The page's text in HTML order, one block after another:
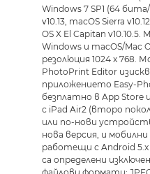
Windows 7 SP1 (64
v10.13, macOS Sierra
OS X El Capitan
Windows и macOS/Mac
резолюция 1024 x 768.
PhotoPrint Editor
приложението Easy-
безплатно в App Store
с iPad Air2 (второ
или по-нови
нова версия, и
работещи с Android
са определени